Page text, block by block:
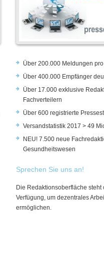
Über 200.000 Meldungen
Über 400.000 Empfänger
Über 17.000 exklusive
Fachverteilern
Über 600 registrierte
Versandstatistik 2017 > 49
NEU! 7.500 neue
Gesundheitswesen
Sprechen Sie uns an!
Die Redaktionsoberfläche steht
Verfügung, um dezentrales
ermöglichen.